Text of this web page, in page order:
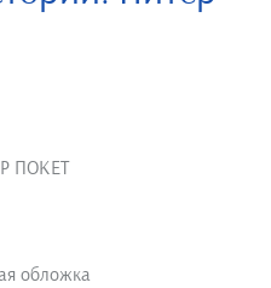
ПОКЕТ
обложка